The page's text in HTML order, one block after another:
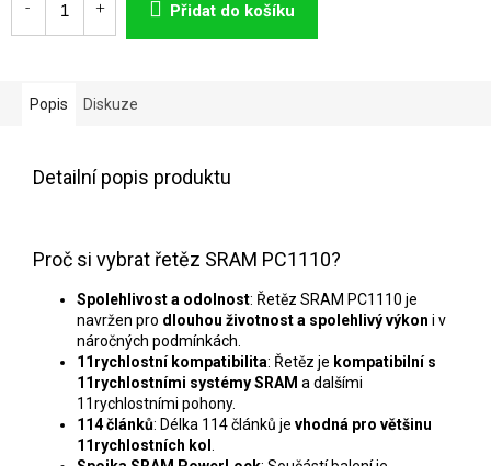
cena: Přidat do košíku
Popis Diskuze
Detailní popis produktu
Proč si vybrat řetěz SRAM PC1110?
Spolehlivost a odolnost: Řetěz SRAM PC1110 je
navržen pro dlouhou životnost a spolehlivý výkon i v
náročných podmínkách.
11rychlostní kompatibilita: Řetěz je kompatibilní s
11rychlostními systémy SRAM a dalšími
11rychlostními pohony.
114 článků: Délka 114 článků je vhodná pro většinu
11rychlostních kol